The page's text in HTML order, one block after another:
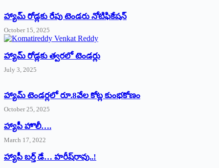
హ్యామ్‌ రోడ్లకు రేపు టెండరు నోటిఫికేషన్‌
October 15, 2025
హ్యామ్‌ రోడ్లకు త్వరలో టెండర్లు
July 3, 2025
హ్యామ్‌ ‌టెండర్లలో రూ.8వేల కోట్ల కుంభకోణం
October 25, 2025
హ్యాపీ హొలీ….
March 17, 2022
హ్యాపీ బర్త్ ‌డే… హరీష్‌రావు..!